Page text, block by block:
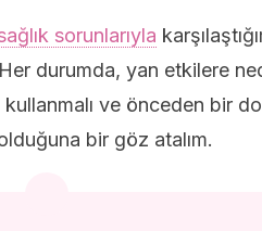
sorunlarıyla
durumda, yan etkilere
kullanmalı ve önceden bir
bir göz atalım.